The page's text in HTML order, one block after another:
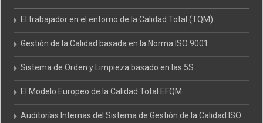
El trabajador en el entorno de la Calidad Total (TQM)
Gestión de la Calidad basada en la Norma ISO 9001
Sistema de Orden y Limpieza basado en las 5S
El Modelo Europeo de la Calidad Total EFQM
Auditorías Internas del Sistema de Gestión de la Calidad ISO